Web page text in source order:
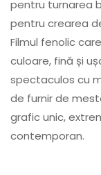
pentru turnarea
pentru crearea
Filmul fenolic
culoare, fină și
spectaculos cu
de furnir de
grafic unic,
contemporan.